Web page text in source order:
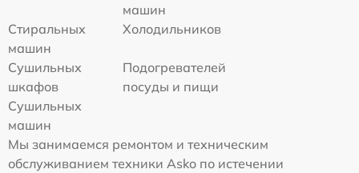
машин
Стиральных
машин
Холодильников
Сушильных
шкафов
Подогревателей
посуды и пищи
Сушильных
машин
Мы занимаемся ремонтом и техническим
обслуживанием техники Asko по истечении